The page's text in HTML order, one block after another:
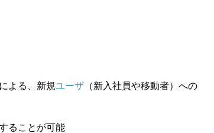
よる、新規ユーザ（新入社員や移動者）への
ることが可能